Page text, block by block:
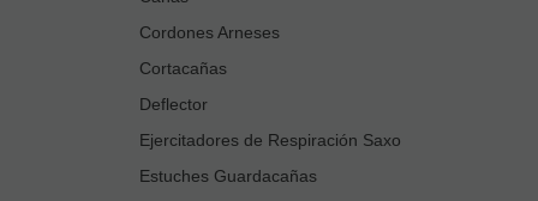
Cordones Arneses
Cortacañas
Deflector
Ejercitadores de Respiración Saxo
Estuches Guardacañas